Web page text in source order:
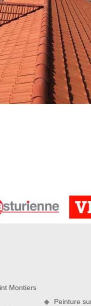
permet de réaliser des
et sont aptes à
l’hiver, l’été,
Montiers
Peinture